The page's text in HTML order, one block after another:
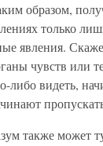
образом,
только
явления.
чувств или
либо видеть,
также может